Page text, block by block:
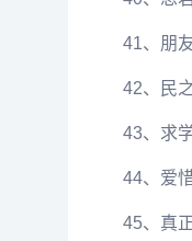
41、朋
42、民
43、求
44、爱
45、真